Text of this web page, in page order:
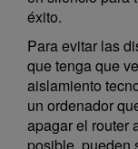
éxito.
Para evitar las
que tenga que
aislamiento
un ordenador
apagar el router